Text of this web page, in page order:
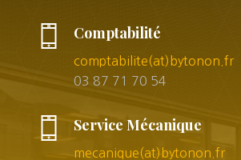
Comptabilité
comptabilite(at)bytonon.fr
03 87 71 70 54
Service Mécanique
mecanique(at)bytonon.fr